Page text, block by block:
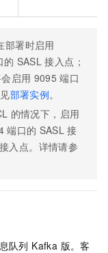
部署时启用
的 SASL 接入点；
启用 9095 端口
部署实例。
的情况下，启用
端口的 SASL 接
接入点。详情请参
队列 Kafka 版。客